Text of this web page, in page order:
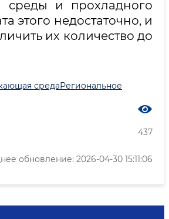
среды и прохладного
этого недостаточно, и
их количество до
средаРегиональное
437
обновление: 2026-04-30 15:11:06